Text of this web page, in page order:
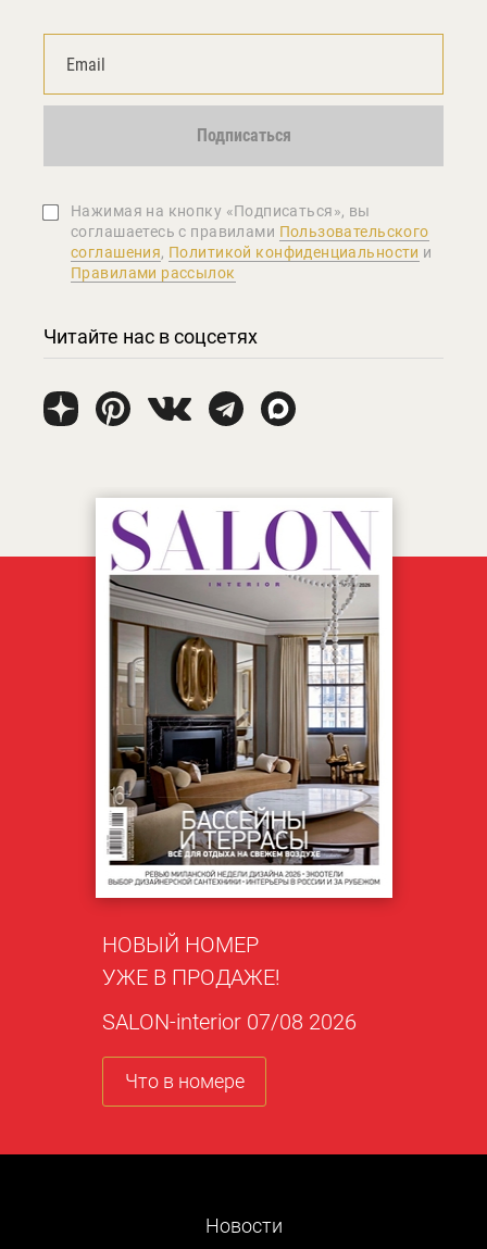
Подписаться
Нажимая на кнопку «Подписаться», вы
соглашаетеcь с правилами Пользовательского
соглашения, Политикой конфиденциальности и
Правилами рассылок
Читайте нас в соцсетях
НОВЫЙ НОМЕР
УЖЕ В ПРОДАЖЕ!
SALON-interior 07/08 2026
Что в номере
Новости